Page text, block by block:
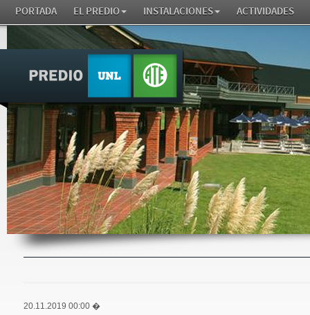
PORTADA EL PREDIO INSTALACIONES ACTIVIDADES
20.11.2019 00:00 �